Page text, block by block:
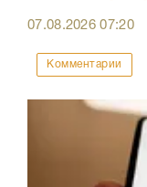
07.08.202607:20
Комментарии